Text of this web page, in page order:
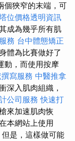
個狹窄的末端，可
位價格透明資訊
成為幾乎所有肌
務 台中體態矯正
體為比賽做好了
動，而使用按摩
寫服務 中醫推拿
深入肌肉組織，
公司服務 快速打
來加速肌肉恢
本網站上使用
是，這樣做可能